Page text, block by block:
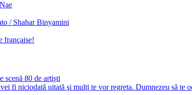
/ Shahar Binyamini
française!
scenă 80 de artiști
fi niciodată uitată şi mulţi te vor regreta. Dumnezeu să te